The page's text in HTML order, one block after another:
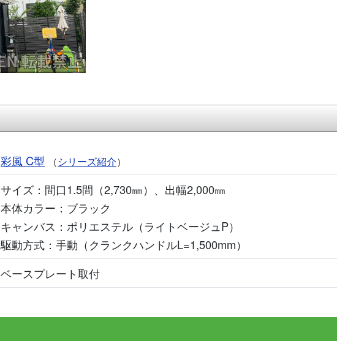
彩風 C型 （シリーズ紹介）
サイズ：間口1.5間（2,730㎜）、出幅2,000㎜
本体カラー：ブラック
キャンバス：ポリエステル（ライトベージュP）
駆動方式：手動（クランクハンドルL=1,500mm）
ベースプレート取付